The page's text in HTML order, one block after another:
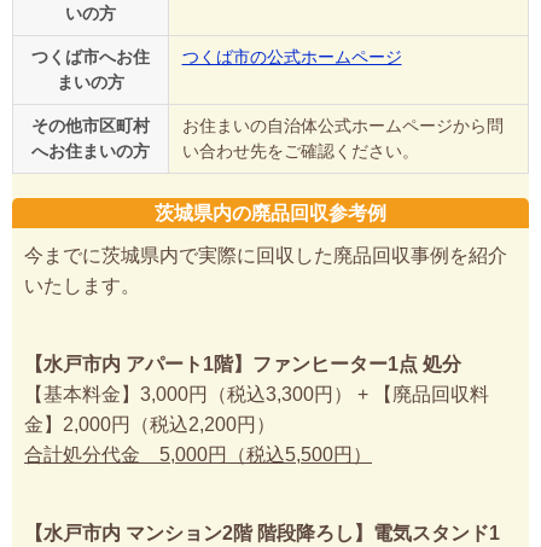
いの方
つくば市へお住
まいの方
つくば市の公式ホームページ
その他市区町村
へお住まいの方
お住まいの自治体公式ホームページから問
い合わせ先をご確認ください。
茨城県内の廃品回収参考例
今までに茨城県内で実際に回収した廃品回収事例を紹介
いたします。
【水戸市内 アパート1階】ファンヒーター1点 処分
【基本料金】3,000円（税込3,300円） + 【廃品回収料
金】2,000円（税込2,200円）
合計処分代金 5,000円（税込5,500円）
【水戸市内 マンション2階 階段降ろし】電気スタンド1